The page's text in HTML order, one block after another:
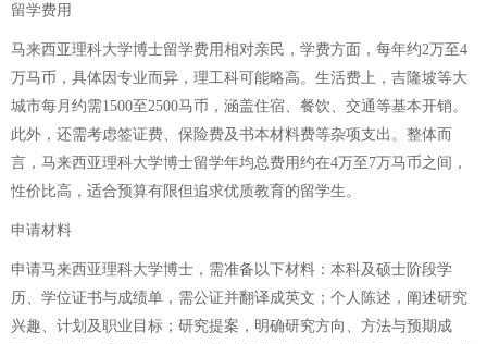
留学费用
马来西亚理科大学博士留学费用相对亲民，学费方面，每年约2万至4
万马币，具体因专业而异，理工科可能略高。生活费上，吉隆坡等大
城市每月约需1500至2500马币，涵盖住宿、餐饮、交通等基本开销。
此外，还需考虑签证费、保险费及书本材料费等杂项支出。整体而
言，马来西亚理科大学博士留学年均总费用约在4万至7万马币之间，
性价比高，适合预算有限但追求优质教育的留学生。
申请材料
申请马来西亚理科大学博士，需准备以下材料：本科及硕士阶段学
历、学位证书与成绩单，需公证并翻译成英文；个人陈述，阐述研究
兴趣、计划及职业目标；研究提案，明确研究方向、方法与预期成